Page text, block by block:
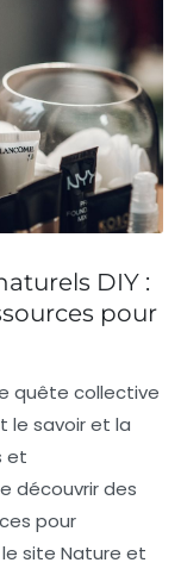
DIY :
pour
quête collective
le savoir et la
et
découvrir des
pour
site Nature et